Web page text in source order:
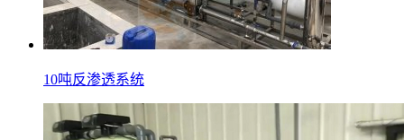
10吨反渗透系统